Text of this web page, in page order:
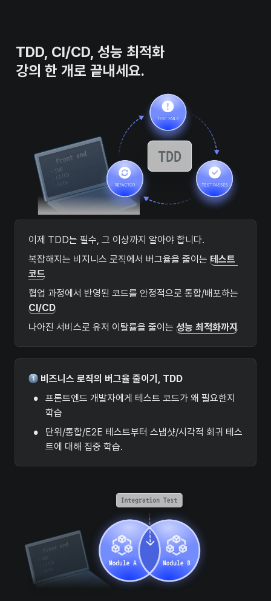
TDD, CI/CD, 성능 최적화
강의 한 개로 끝내세요.
이제 TDD는 필수, 그 이상까지 알아야 합니다.
복잡해지는 비지니스 로직에서 버그율을 줄이는 테스트
코드
CI/CD
나아진 서비스로 유저 이탈률을 줄이는 성능 최적화까지
비즈니스 로직의 버그율 줄이기, TDD
•
프론트엔드 개발자에게 테스트 코드가 왜 필요한지
학습
•
단위/통합/E2E 테스트부터 스냅샷/시각적 회귀 테스
트에 대해 집중 학습.